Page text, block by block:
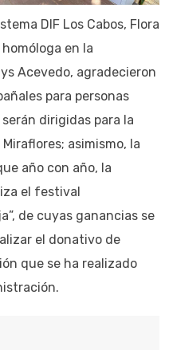
DIF Los Cabos, Flora
en la
Acevedo, agradecieron
para personas
dirigidas para la
asimismo, la
año con año, la
el festival
de cuyas ganancias se
el donativo de
que se ha realizado